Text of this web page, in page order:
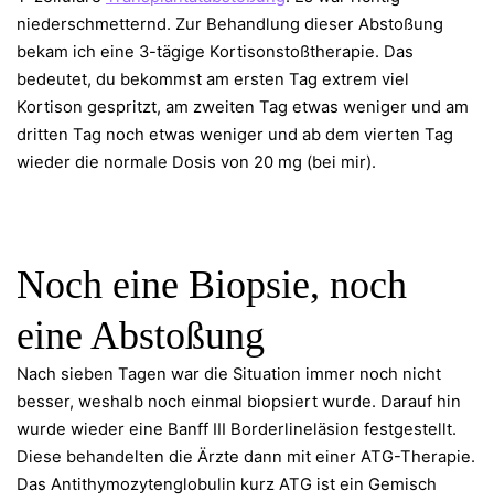
niederschmetternd. Zur Behandlung dieser Abstoßung
bekam ich eine 3-tägige Kortisonstoßtherapie. Das
bedeutet, du bekommst am ersten Tag extrem viel
Kortison gespritzt, am zweiten Tag etwas weniger und am
dritten Tag noch etwas weniger und ab dem vierten Tag
wieder die normale Dosis von 20 mg (bei mir).
Noch eine Biopsie, noch
eine Abstoßung
Nach sieben Tagen war die Situation immer noch nicht
besser, weshalb noch einmal biopsiert wurde. Darauf hin
wurde wieder eine Banff III Borderlineläsion festgestellt.
Diese behandelten die Ärzte dann mit einer ATG-Therapie.
Das Antithymozytenglobulin kurz ATG ist ein Gemisch